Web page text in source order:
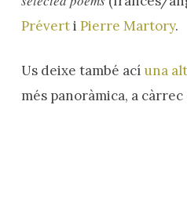
Préverti Pierre Martory.
Us deixe també ací una
més panoràmica, a